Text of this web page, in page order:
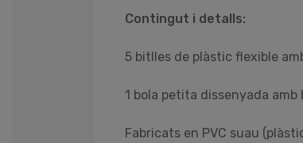
Contingut i detalls:
5 bitlles de plàstic flexible
1 bola petita dissenyada
Fabricats en PVC suau